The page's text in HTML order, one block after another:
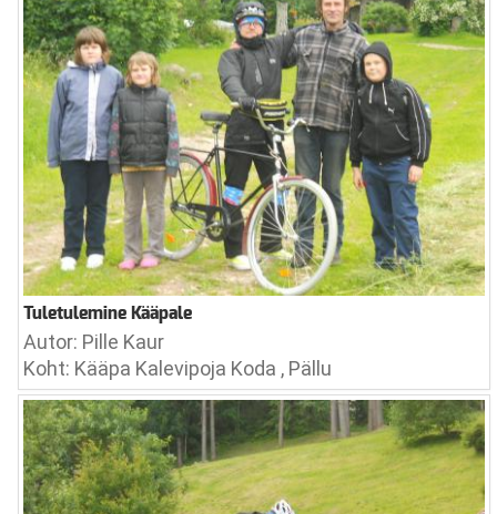
Tuletulemine Kääpale
Autor: Pille Kaur
Koht: Kääpa Kalevipoja Koda , Pällu